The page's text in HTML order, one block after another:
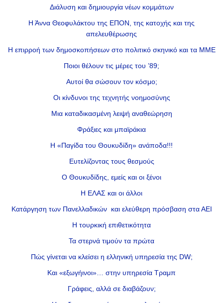
Διάλυση και δημιουργία νέων κομμάτων
Η Άννα Θεοφυλάκτου της ΕΠΟΝ, της κατοχής και της
απελευθέρωσης
Η επιρροή των δημοσκοπήσεων στο πολιτικό σκηνικό και τα ΜΜΕ
Ποιοι θέλουν τις μέρες του ’89;
Αυτοί θα σώσουν τον κόσμο;
Οι κίνδυνοι της τεχνητής νοημοσύνης
Μια καταδικασμένη λειψή αναθεώρηση
Φράξιες και μπαϊράκια
Η «Παγίδα του Θουκυδίδη» ανάποδα!!!
Ευτελίζοντας τους θεσμούς
Ο Θουκυδίδης, εμείς και οι ξένοι
Η ΕΛΑΣ και οι άλλοι
Κατάργηση των Πανελλαδικών και ελεύθερη πρόσβαση στα ΑΕΙ
Η τουρκική επιθετικότητα
Τα στερνά τιμούν τα πρώτα
Πώς γίνεται να κλείσει η ελληνική υπηρεσία της DW;
Και «εξωγήινοι»… στην υπηρεσία Τραμπ
Γράφεις, αλλά σε διαβάζουν;